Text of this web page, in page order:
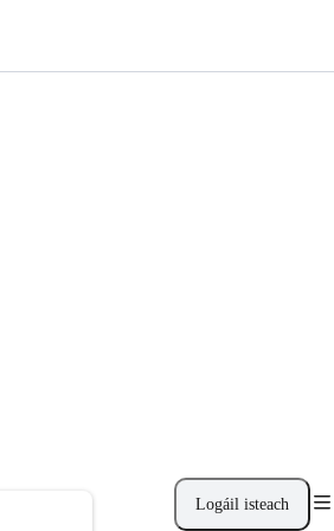
Logáil isteach